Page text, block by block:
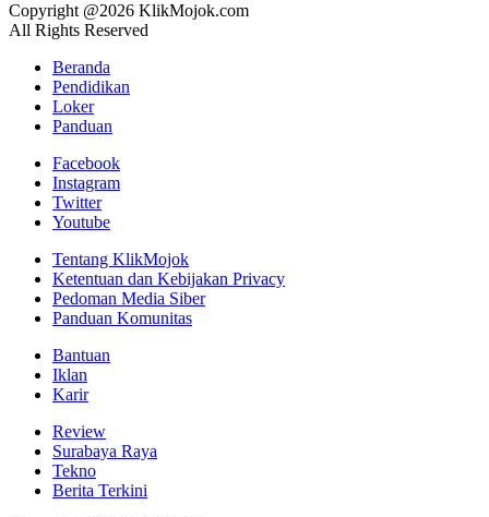
Copyright @2026 KlikMojok.com
All Rights Reserved
Beranda
Pendidikan
Loker
Panduan
Facebook
Instagram
Twitter
Youtube
Tentang KlikMojok
Ketentuan dan Kebijakan Privacy
Pedoman Media Siber
Panduan Komunitas
Bantuan
Iklan
Karir
Review
Surabaya Raya
Tekno
Berita Terkini